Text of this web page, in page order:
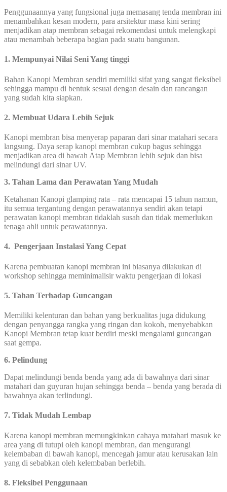
Penggunaannya yang fungsional juga memasang tenda membran ini
menambahkan kesan modern, para arsitektur masa kini sering
menjadikan atap membran sebagai rekomendasi untuk melengkapi
atau menambah beberapa bagian pada suatu bangunan.
1. Mempunyai Nilai Seni Yang tinggi
Bahan Kanopi Membran sendiri memiliki sifat yang sangat fleksibel
sehingga mampu di bentuk sesuai dengan desain dan rancangan
yang sudah kita siapkan.
2. Membuat Udara Lebih Sejuk
Kanopi membran bisa menyerap paparan dari sinar matahari secara
langsung. Daya serap kanopi membran cukup bagus sehingga
menjadikan area di bawah Atap Membran lebih sejuk dan bisa
melindungi dari sinar UV.
3. Tahan Lama dan Perawatan Yang Mudah
Ketahanan Kanopi glamping rata – rata mencapai 15 tahun namun,
itu semua tergantung dengan perawatannya sendiri akan tetapi
perawatan kanopi membran tidaklah susah dan tidak memerlukan
tenaga ahli untuk perawatannya.
4. Pengerjaan Instalasi Yang Cepat
Karena pembuatan kanopi membran ini biasanya dilakukan di
workshop sehingga meminimalisir waktu pengerjaan di lokasi
5. Tahan Terhadap Guncangan
Memiliki kelenturan dan bahan yang berkualitas juga didukung
dengan penyangga rangka yang ringan dan kokoh, menyebabkan
Kanopi Membran tetap kuat berdiri meski mengalami guncangan
saat gempa.
6. Pelindung
Dapat melindungi benda benda yang ada di bawahnya dari sinar
matahari dan guyuran hujan sehingga benda – benda yang berada di
bawahnya akan terlindungi.
7. Tidak Mudah Lembap
Karena kanopi membran memungkinkan cahaya matahari masuk ke
area yang di tutupi oleh kanopi membran, dan mengurangi
kelembaban di bawah kanopi, mencegah jamur atau kerusakan lain
yang di sebabkan oleh kelembaban berlebih.
8. Fleksibel Penggunaan